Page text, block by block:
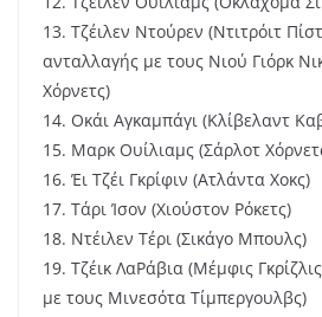
13. Τζέιλεν Ντούρεν (Ντιτρόιτ
ανταλλαγής με τους Νιού Γιόρκ
Χόρνετς)
14. Οκάι Αγκαμπάγι (Κλίβελαντ
15. Μαρκ Ουίλιαμς (Σάρλοτ
16. Έι Τζέι Γκρίφιν (Ατλάντα Χοκς)
17. Tάρι Ίσον (Χιούστον Ρόκετς)
18. Ντέιλεν Τέρι (Σικάγο Μπουλς)
19. Τζέικ ΛαΡάβια (Μέμφις
με τους Μινεσότα Τίμπεργουλβς)